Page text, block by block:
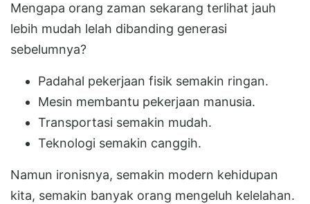
Mengapa orang zaman sekarang terlihat jauh
lebih mudah lelah dibanding generasi
sebelumnya?
Padahal pekerjaan fisik semakin ringan.
Mesin membantu pekerjaan manusia.
Transportasi semakin mudah.
Teknologi semakin canggih.
Namun ironisnya, semakin modern kehidupan
kita, semakin banyak orang mengeluh kelelahan.